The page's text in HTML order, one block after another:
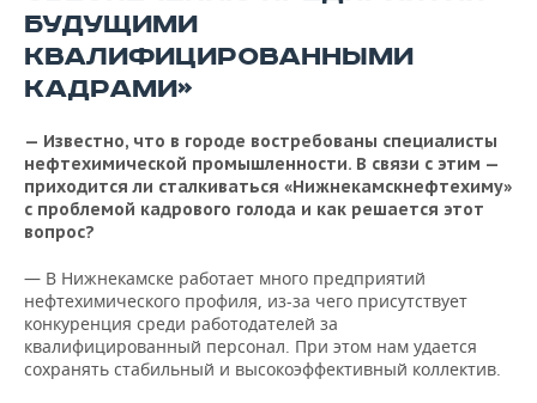
БУДУЩИМИ
КВАЛИФИЦИРОВАННЫМИ
КАДРАМИ»
— Известно, что в городе востребованы специалисты
нефтехимической промышленности. В связи с этим —
приходится ли сталкиваться «Нижнекамскнефтехиму»
с проблемой кадрового голода и как решается этот
вопрос?
— В Нижнекамске работает много предприятий
нефтехимического профиля, из-за чего присутствует
конкуренция среди работодателей за
квалифицированный персонал. При этом нам удается
сохранять стабильный и высокоэффективный коллектив.